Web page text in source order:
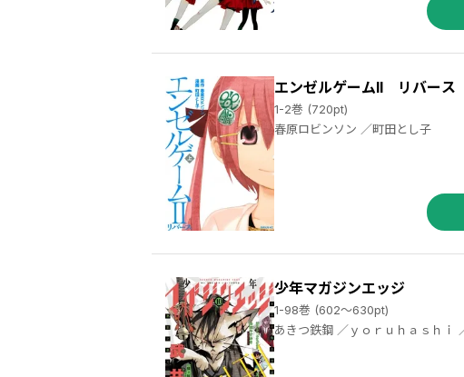
エンゼルゲームII リバース
1-2巻 (720pt)
春原ロビンソン ／町田とし子
少年マガジンエッジ
1-98巻 (602～630pt)
あきつ鉄鋼 ／ｙｏｒｕｈａｓｈｉ ／園山ゆきの ／松岡健太 ／おしおしお ／EVIL LINE RECORDS ／ｃａｌａｍａｒｉｕｍ ／百瀬祐一郎 ／尚月地 ／若月ジュン ／京極夏彦 ／志水アキ ／トルトネン ／創－ｔａｒｏ ／斎藤八呑 ／鈴木二三江 ／乃々木じぐ ／歩く魚 ／いがやん ／永瀬ようすけ ／ｍｉｉ．ｍ ／川崎順平 ／多喜れい ／けんたうろす ／寺井赤音 ／樋口彰彦 ／小村あゆみ ／武井宏之 ／虎走かける ／田中文 ／ｓｉｇａｍａ ／TOもえ ／田中現兎 ／鴉月ルイ ／名尾生博 ／Ｒ／０、ＭＯＶＩＣ ／阿部花次郎 ／猫又ぬこ ／ひな姫 ／へいろー